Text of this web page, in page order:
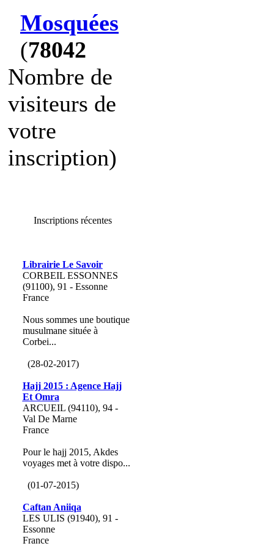
Mosquées
(78042
Nombre de
visiteurs de
votre
inscription)
Inscriptions récentes
Librairie Le Savoir
CORBEIL ESSONNES
(91100), 91 - Essonne
France
Nous sommes une boutique
musulmane située à
Corbei...
(28-02-2017)
Hajj 2015 : Agence Hajj
Et Omra
ARCUEIL (94110), 94 -
Val De Marne
France
Pour le hajj 2015, Akdes
voyages met à votre dispo...
(01-07-2015)
Caftan Aniiqa
LES ULIS (91940), 91 -
Essonne
France